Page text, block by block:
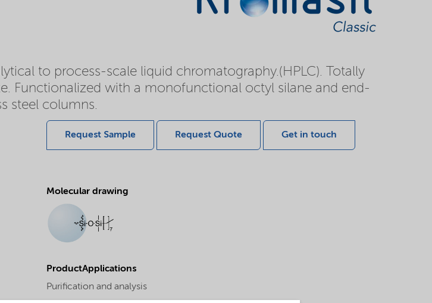
to process-scale liquid chromatography.(HPLC). Totally
Functionalized with a monofunctional octyl silane and end-
steel columns.
Request Sample Request Quote Get in touch
Molecular drawing
ProductApplications
Purification and analysis